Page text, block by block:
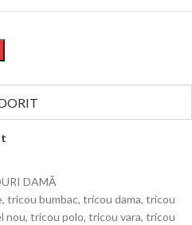
DAMĂ
, tricou bumbac, tricou dama, tricou
nou, tricou polo, tricou vara, tricou